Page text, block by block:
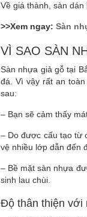
Về giá thành, sàn
>>Xem ngay: Sàn
VÌ SAO SÀN
Sàn nhựa giả gỗ tại
đá. Vì vậy rất an
sau:
– Bạn sẽ cảm thấy
– Do được cấu tạo từ
vệ nhiều lớp dẫn đến
– Bề mặt sàn nhựa
sinh lau chùi.
Độ thân thiện với